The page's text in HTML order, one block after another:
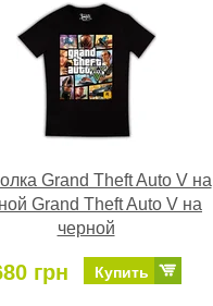
Grand Theft Auto V на
Grand Theft Auto V на
черной
грн Купить